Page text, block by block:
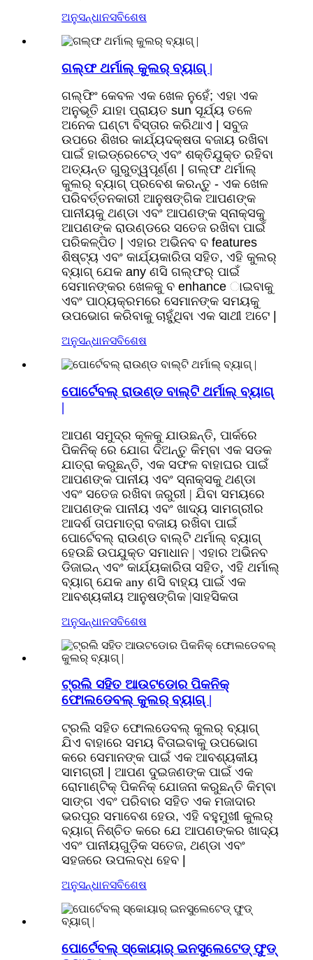
ଅନୁସନ୍ଧାନସବିଶେଷ
ଗଲ୍ଫ ଥର୍ମାଲ୍ କୁଲର୍ ବ୍ୟାଗ୍ |
ଗଲ୍ଫିଂ କେବଳ ଏକ ଖେଳ ନୁହେଁ; ଏହା ଏକ
ଅନୁଭୂତି ଯାହା ପ୍ରାୟତ sun ସୂର୍ଯ୍ୟ ତଳେ
ଅନେକ ଘଣ୍ଟା ବିସ୍ତାର କରିଥାଏ | ସବୁଜ
ଉପରେ ଶିଖର କାର୍ଯ୍ୟଦକ୍ଷତା ବଜାୟ ରଖିବା
ପାଇଁ ହାଇଡ୍ରେଟେଡ୍ ଏବଂ ଶକ୍ତିଯୁକ୍ତ ରହିବା
ଅତ୍ୟନ୍ତ ଗୁରୁତ୍ୱପୂର୍ଣ୍ଣ | ଗଲ୍ଫ ଥର୍ମାଲ୍
କୁଲର୍ ବ୍ୟାଗ୍ ପ୍ରବେଶ କରନ୍ତୁ - ଏକ ଖେଳ
ପରିବର୍ତ୍ତନକାରୀ ଆନୁଷଙ୍ଗିକ ଆପଣଙ୍କ
ପାନୀୟକୁ ଥଣ୍ଡା ଏବଂ ଆପଣଙ୍କ ସ୍ନାକ୍ସକୁ
ଆପଣଙ୍କ ରାଉଣ୍ଡରେ ସତେଜ ରଖିବା ପାଇଁ
ପରିକଳ୍ପିତ | ଏହାର ଅଭିନବ ବ features
ଶିଷ୍ଟ୍ୟ ଏବଂ କାର୍ଯ୍ୟକାରିତା ସହିତ, ଏହି କୁଲର୍
ବ୍ୟାଗ୍ ଯେକ any ଣସି ଗଲ୍ଫର୍ ପାଇଁ
ସେମାନଙ୍କର ଖେଳକୁ ବ enhance ାଇବାକୁ
ଏବଂ ପାଠ୍ୟକ୍ରମରେ ସେମାନଙ୍କ ସମୟକୁ
ଉପଭୋଗ କରିବାକୁ ଚାହୁଁଥିବା ଏକ ସାଥୀ ଅଟେ |
ଅନୁସନ୍ଧାନସବିଶେଷ
ପୋର୍ଟେବଲ୍ ରାଉଣ୍ଡ ବାଲ୍ଟି ଥର୍ମାଲ୍ ବ୍ୟାଗ୍
|
ଆପଣ ସମୁଦ୍ର କୂଳକୁ ଯାଉଛନ୍ତି, ପାର୍କରେ
ପିକନିକ୍ ରେ ଯୋଗ ଦିଅନ୍ତୁ କିମ୍ବା ଏକ ସଡକ
ଯାତ୍ରା କରୁଛନ୍ତି, ଏକ ସଫଳ ବାହାଘର ପାଇଁ
ଆପଣଙ୍କ ପାନୀୟ ଏବଂ ସ୍ନାକ୍ସକୁ ଥଣ୍ଡା
ଏବଂ ସତେଜ ରଖିବା ଜରୁରୀ | ଯିବା ସମୟରେ
ଆପଣଙ୍କ ପାନୀୟ ଏବଂ ଖାଦ୍ୟ ସାମଗ୍ରୀର
ଆଦର୍ଶ ତାପମାତ୍ରା ବଜାୟ ରଖିବା ପାଇଁ
ପୋର୍ଟେବଲ୍ ରାଉଣ୍ଡ ବାଲ୍ଟି ଥର୍ମାଲ୍ ବ୍ୟାଗ୍
ହେଉଛି ଉପଯୁକ୍ତ ସମାଧାନ | ଏହାର ଅଭିନବ
ଡିଜାଇନ୍ ଏବଂ କାର୍ଯ୍ୟକାରିତା ସହିତ, ଏହି ଥର୍ମାଲ୍
ବ୍ୟାଗ୍ ଯେକ any ଣସି ବାହ୍ୟ ପାଇଁ ଏକ
ଆବଶ୍ୟକୀୟ ଆନୁଷଙ୍ଗିକ |ସାହସିକତା
ଅନୁସନ୍ଧାନସବିଶେଷ
ଟ୍ରଲି ସହିତ ଆଉଟଡୋର ​​ପିକନିକ୍
ଫୋଲଡେବଲ୍ କୁଲର୍ ବ୍ୟାଗ୍ |
ଟ୍ରଲି ସହିତ ଫୋଲଡେବଲ୍ କୁଲର୍ ବ୍ୟାଗ୍
ଯିଏ ବାହାରେ ସମୟ ବିତାଇବାକୁ ଉପଭୋଗ
କରେ ସେମାନଙ୍କ ପାଇଁ ଏକ ଆବଶ୍ୟକୀୟ
ସାମଗ୍ରୀ | ଆପଣ ଦୁଇଜଣଙ୍କ ପାଇଁ ଏକ
ରୋମାଣ୍ଟିକ୍ ପିକନିକ୍ ଯୋଜନା କରୁଛନ୍ତି କିମ୍ବା
ସାଙ୍ଗ ଏବଂ ପରିବାର ସହିତ ଏକ ମଜାଦାର
ଭରପୂର ସମାବେଶ ହେଉ, ଏହି ବହୁମୁଖୀ କୁଲର୍
ବ୍ୟାଗ୍ ନିଶ୍ଚିତ କରେ ଯେ ଆପଣଙ୍କର ଖାଦ୍ୟ
ଏବଂ ପାନୀୟଗୁଡ଼ିକ ସତେଜ, ଥଣ୍ଡା ଏବଂ
ସହଜରେ ଉପଲବ୍ଧ ହେବ |
ଅନୁସନ୍ଧାନସବିଶେଷ
ପୋର୍ଟେବଲ୍ ସ୍କୋୟାର୍ ଇନସୁଲେଟେଡ୍ ଫୁଡ୍